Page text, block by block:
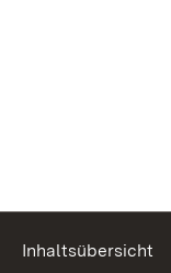
Inhaltsübersicht